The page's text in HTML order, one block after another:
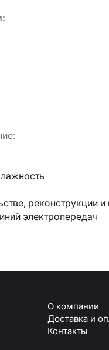
реконструкции и
электропередач
О компании
Доставка и
Контакты